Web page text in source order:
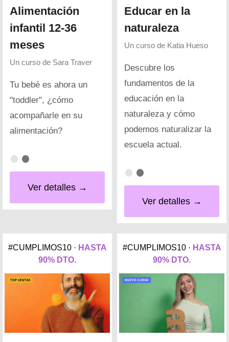
Alimentación
infantil 12-36
meses
Un curso de Sara Traver
Tu bebé es ahora un
"toddler", ¿cómo
acompañarle en su
alimentación?
Ver detalles →
Educar en la
naturaleza
Un curso de Katia Hueso
Descubre los
fundamentos de la
educación en la
naturaleza y cómo
podemos naturalizar la
escuela actual.
Ver detalles →
#CUMPLIMOS10 · HASTA
90% DTO.
#CUMPLIMOS10 · HASTA
90% DTO.